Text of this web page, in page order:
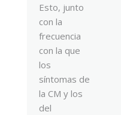
Esto, junto
con la
frecuencia
con la que
los
síntomas de
la CM y los
del